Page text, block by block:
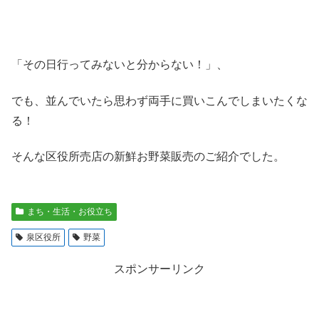
「その日行ってみないと分からない！」、
でも、並んでいたら思わず両手に買いこんでしまいたくな
る！
そんな区役所売店の新鮮お野菜販売のご紹介でした。
まち・生活・お役立ち
泉区役所 野菜
スポンサーリンク